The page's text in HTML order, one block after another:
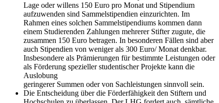
Lage oder willens 150 Euro pro Monat und Stipendium
aufzuwenden sind Sammelstipendien einzurichten. Im
Rahmen eines solchen Sammelstipendiums kommen dann
einem Studierenden Zahlungen mehrerer Stifter zugute, die
zusammen 150 Euro betragen. In besonderen Fällen sind aber
auch Stipendien von weniger als 300 Euro/ Monat denkbar.
Insbesondere als Prämierungen für bestimmte Leistungen oder
als Förderung spezieller studentischer Projekte kann die
Auslobung
geringerer Summen oder von Sachleistungen sinnvoll sein.
Die Entscheidung über die Förderfähigkeit den Stiftern und